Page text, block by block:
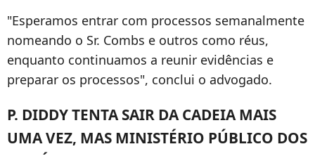
"Esperamos entrar com processos semanalmente
nomeando o Sr. Combs e outros como réus,
enquanto continuamos a reunir evidências e
preparar os processos", conclui o advogado.
P. DIDDY TENTA SAIR DA CADEIA MAIS
UMA VEZ, MAS MINISTÉRIO PÚBLICO DOS